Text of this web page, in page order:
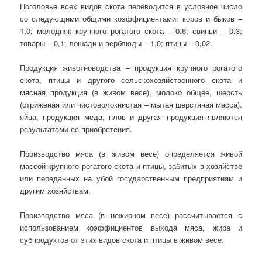
Поголовье всех видов скота переводится в условное число
со следующими общими коэффициентами: коров и быков –
1,0; молодняк крупного рогатого скота – 0,6; свиньи – 0,3;
товары – 0,1; лошади и верблюды – 1,0; птицы – 0,02.
Продукция животноводства – продукция крупного рогатого
скота, птицы и другого сельскохозяйственного скота и
мясная продукция (в живом весе), молоко общее, шерсть
(стриженая или чистоволокнистая – мытая шерстяная масса),
яйца, продукция меда, плов и другая продукция являются
результатами ее приобретения.
Производство мяса (в живом весе) определяется живой
массой крупного рогатого скота и птицы, забитых в хозяйстве
или переданных на убой государственным предприятиям и
другим хозяйствам.
Производство мяса (в нежирном весе) рассчитывается с
использованием коэффициентов выхода мяса, жира и
субпродуктов от этих видов скота и птицы в живом весе.